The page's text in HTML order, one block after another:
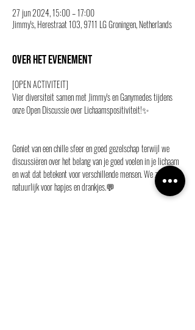
27 jun 2024, 15:00 – 17:00
Jimmy's, Herestraat 103, 9711 LG Groningen, Netherlands
Over het evenement
[OPEN ACTIVITEIT]
Vier diversiteit samen met Jimmy's en Ganymedes tijdens
onze Open Discussie over Lichaamspositiviteit!✨
Geniet van een chille sfeer en goed gezelschap terwijl we
discussiëren over het belang van je goed voelen in je lichaam
en wat dat betekent voor verschillende mensen. We zorgen
natuurlijk voor hapjes en drankjes.💬